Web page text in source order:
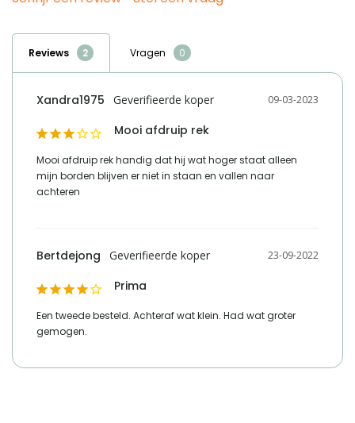
marktdeelnemer in de eu
marktdeelnemer in de eu
Vergelijk met alternatieven
materialen, wat resulteert in duurzame producten van hoge kwaliteit.
Reviews Vragen
09-03-2023
Xandra1975
Mooi afdruip rek
Mooi afdruip rek handig dat hij wat hoger staat alleen
mijn borden blijven er niet in staan en vallen naar
achteren
23-09-2022
Bertdejong
Prima
Een tweede besteld. Achteraf wat klein. Had wat groter
gemogen.